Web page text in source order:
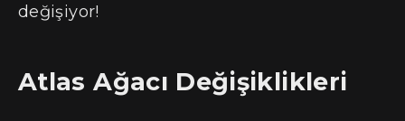
değişiyor!
Atlas Ağacı Değişiklikleri